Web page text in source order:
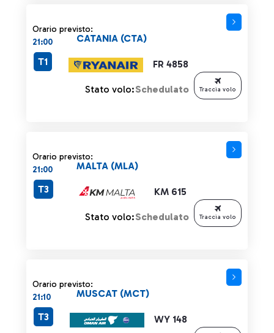
Orario previsto:
21:00
FR 4858
CATANIA (CTA)
T1
Stato volo:Schedulato Traccia volo
Orario previsto:
21:00
KM 615
MALTA (MLA)
T3
Stato volo:Schedulato Traccia volo
Orario previsto:
21:10
WY 148
MUSCAT (MCT)
T3